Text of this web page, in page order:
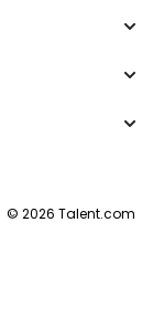
© 2026 Talent.com